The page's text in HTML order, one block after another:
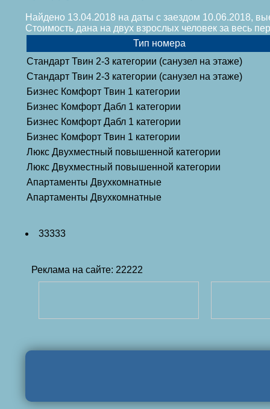
Найдено 13.04.2018 на даты с заездом 10.06.2018,
Стоимость дана на двух взрослых человек за весь
Тип номера
Стандарт Твин 2-3 категории (санузел на этаже)
Стандарт Твин 2-3 категории (санузел на этаже)
Бизнес Комфорт Твин 1 категории
Бизнес Комфорт Дабл 1 категории
Бизнес Комфорт Дабл 1 категории
Бизнес Комфорт Твин 1 категории
Люкс Двухместный повышенной категории
Люкс Двухместный повышенной категории
Апартаменты Двухкомнатные
Апартаменты Двухкомнатные
33333
Реклама на сайте: 22222